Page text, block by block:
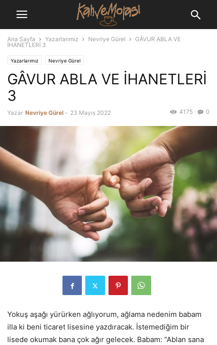
Ana Sayfa Yazarlarımız Nevriye Gürel
GÂVUR ABLA VE
İHANETLERİ 3
Yazarlarımız Nevriye Gürel
GÂVUR ABLA VE İHANETLERİ
3
Yazar Nevriye Gürel - 23 Mayıs 2022 0
4175
Yokuş aşağı yürürken ağlıyorum, ağlama nedenim babam
illa ki beni ticaret lisesine yazdıracak. İstemediğim bir
lisede okumak bana çok ağır gelecek. Babam: “Ablan sana